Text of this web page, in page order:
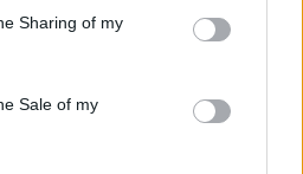
Sharing of my
Sale of my
τέχνη σήμερα είναι